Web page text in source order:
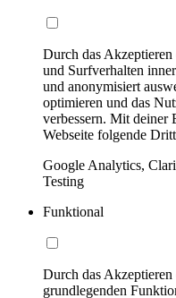
Durch das
und Surfverhalten
und anonymisiert
optimieren und das
verbessern. Mit deiner
Webseite folgende
Google Analytics,
Testing
Funktional
Durch das
grundlegenden